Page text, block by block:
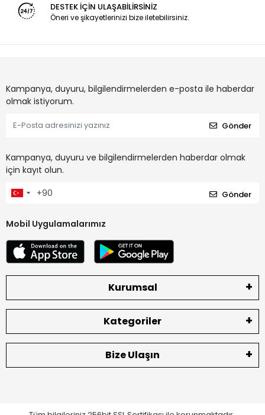
DESTEK İÇİN ULAŞABİLİRSİNİZ
Öneri ve şikayetlerinizi bize iletebilirsiniz.
Kampanya, duyuru, bilgilendirmelerden e-posta ile haberdar
olmak istiyorum.
Gönder
Kampanya, duyuru ve bilgilendirmelerden haberdar olmak
için kayıt olun.
Gönder
Mobil Uygulamalarımız
Kurumsal
Kategoriler
Bize Ulaşın